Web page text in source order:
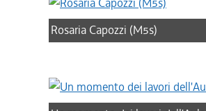
Rosaria Capozzi (M5s)